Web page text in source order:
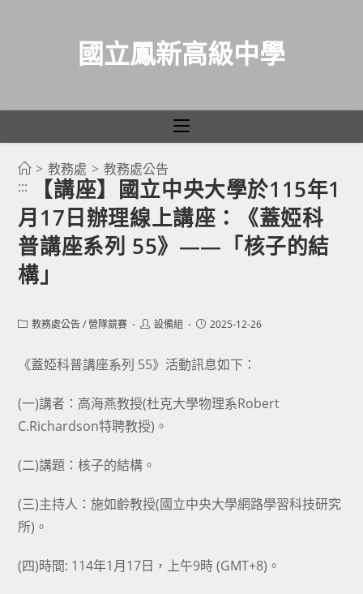
國立鳳新高級中學
> 教務處 > 教務處公告
:::
【講座】國立中央大學於115年1
月17日辦理線上講座：《蓋婭科
普講座系列 55》——「核子的結
構」
Post教務處公告 / 營隊競賽
Post設備組
Post2025-12-26
《蓋婭科普講座系列 55》活動訊息如下：
(一)講者：高海燕教授(杜克大學物理系Robert
C.Richardson特聘教授)。
(二)講題：核子的結構。
(三)主持人：施如齡教授(國立中央大學網路學習科技研究
所)。
(四)時間: 114年1月17日，上午9時 (GMT+8)。